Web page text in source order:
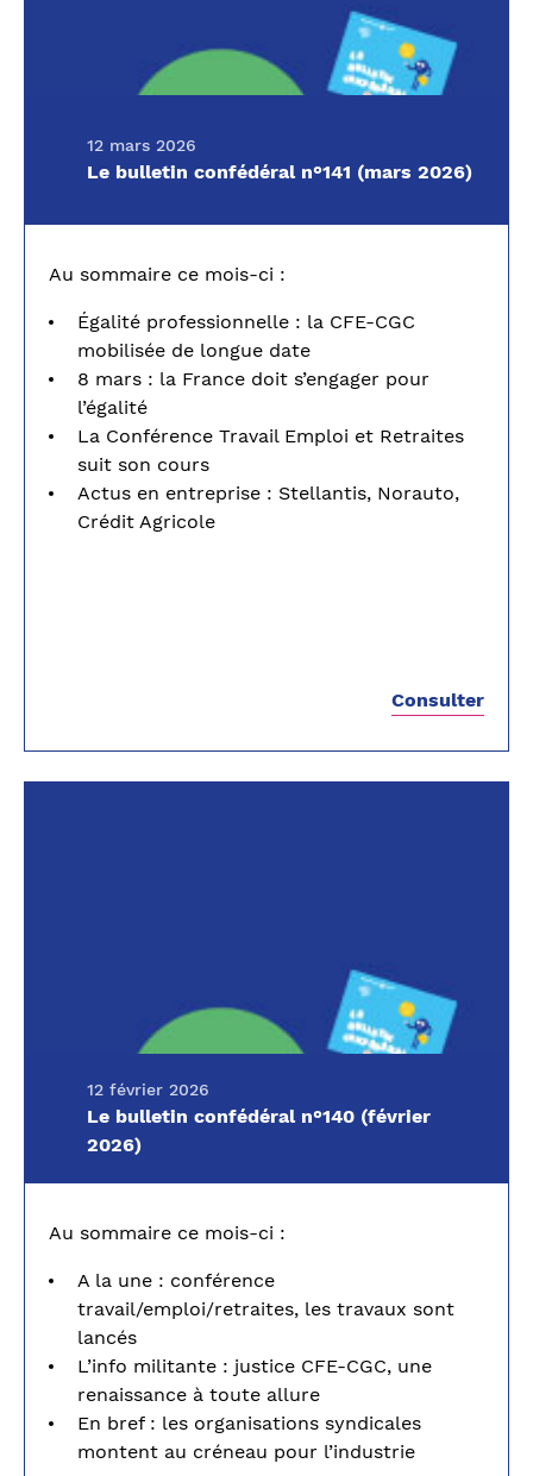
12 mars 2026
Le bulletin confédéral n°141 (mars 2026)
Au sommaire ce mois-ci :
Égalité professionnelle : la CFE-CGC
mobilisée de longue date
8 mars : la France doit s’engager pour
l’égalité
La Conférence Travail Emploi et Retraites
suit son cours
Actus en entreprise : Stellantis, Norauto,
Crédit Agricole
Consulter
12 février 2026
Le bulletin confédéral n°140 (février
2026)
Au sommaire ce mois-ci :
A la une : conférence
travail/emploi/retraites, les travaux sont
lancés
L’info militante : justice CFE-CGC, une
renaissance à toute allure
En bref : les organisations syndicales
montent au créneau pour l’industrie